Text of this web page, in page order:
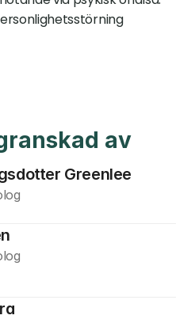
av
Greenlee